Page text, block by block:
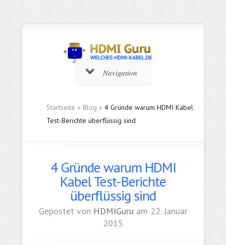
Navigation
Startseite » Blog » 4 Gründe warum HDMI Kabel
Test-Berichte überflüssig sind
4 Gründe warum HDMI
Kabel Test-Berichte
überflüssig sind
Gepostet von HDMIGuru am 22. Januar
2015